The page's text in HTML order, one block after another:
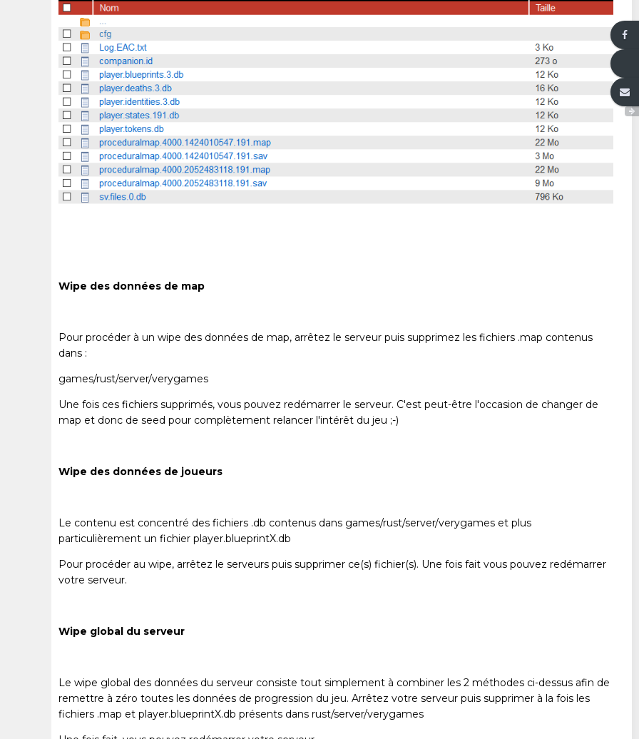
Wipe des données de map
Pour procéder à un wipe des données de map, arrêtez le serveur puis supprimez les fichiers .map contenus
dans :
games/rust/server/verygames
Une fois ces fichiers supprimés, vous pouvez redémarrer le serveur. C'est peut-être l'occasion de changer de
map et donc de seed pour complètement relancer l'intérêt du jeu ;-)
Wipe des données de joueurs
Le contenu est concentré des fichiers .db contenus dans games/rust/server/verygames et plus
particulièrement un fichier player.blueprintX.db
Pour procéder au wipe, arrêtez le serveurs puis supprimer ce(s) fichier(s). Une fois fait vous pouvez redémarrer
votre serveur.
Wipe global du serveur
Le wipe global des données du serveur consiste tout simplement à combiner les 2 méthodes ci-dessus afin de
remettre à zéro toutes les données de progression du jeu. Arrêtez votre serveur puis supprimer à la fois les
fichiers .map et player.blueprintX.db présents dans rust/server/verygames